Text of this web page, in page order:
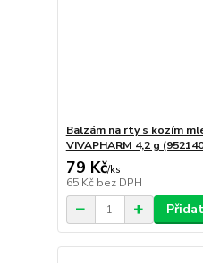
Balzám na rty s kozím
VIVAPHARM 4,2 g
79 Kč/ks
65 Kč bez DPH